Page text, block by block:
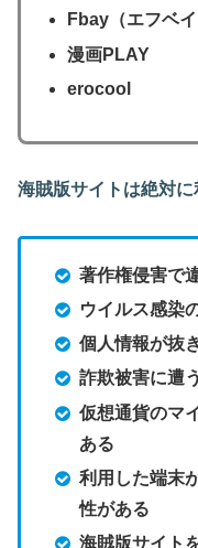
Fbay（エフベイ
漫画PLAY
erocool
海賊版サイトは絶対に
著作権侵害で
ウイルス感染
個人情報が抜
詐欺被害に遭
仮想通貨のマ
ある
利用した端末
性がある
海賊版サイト